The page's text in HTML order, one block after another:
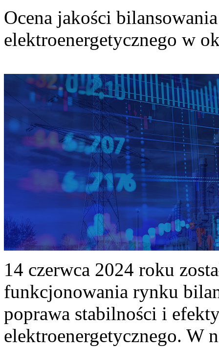
Ocena jakości
elektroenergetycznego w
14 czerwca 2024 roku
funkcjonowania rynku
poprawa stabilności i
elektroenergetycznego. W